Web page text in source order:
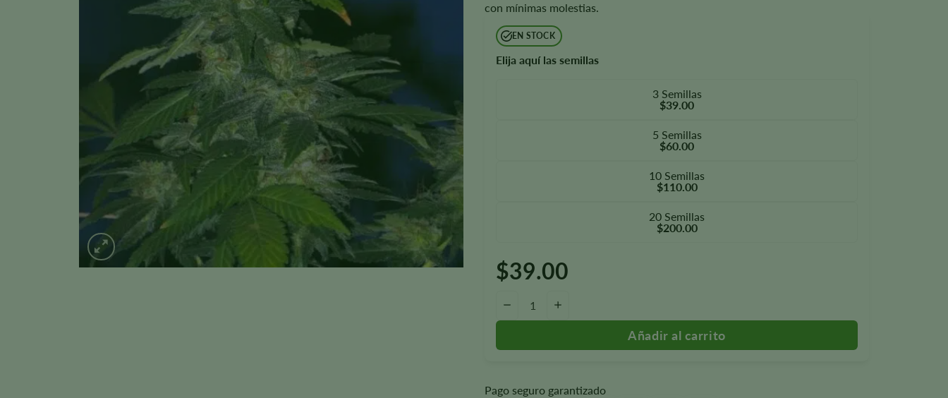
con mínimas molestias.
EN STOCK
Elija aquí las semillas
3 Semillas
$39.00
5 Semillas
$60.00
10 Semillas
$110.00
20 Semillas
$200.00
$39.00
-
Pago seguro garantizado